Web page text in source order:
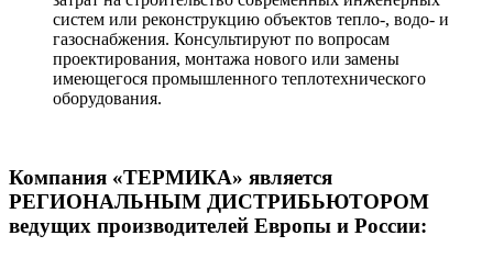
систем или реконструкцию объектов тепло-, водо- и
газоснабжения. Консультируют по вопросам
проектирования, монтажа нового или замены
имеющегося промышленного теплотехнического
оборудования.
Компания «ТЕРМИКА» является
РЕГИОНАЛЬНЫМ ДИСТРИБЬЮТОРОМ
ведущих производителей Европы и России: